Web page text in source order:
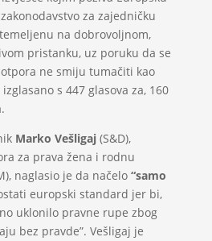
za zajedničku
na dobrovoljnom,
pristanku, uz poruku da se
ne smiju tumačiti kao
s 447 glasova za, 160
Marko Vešligaj(S&D),
za prava žena i rodnu
naglasio je da načelo “samo
europski standard jer bi,
uklonilo pravne rupe zbog
bez pravde”. Vešligaj je